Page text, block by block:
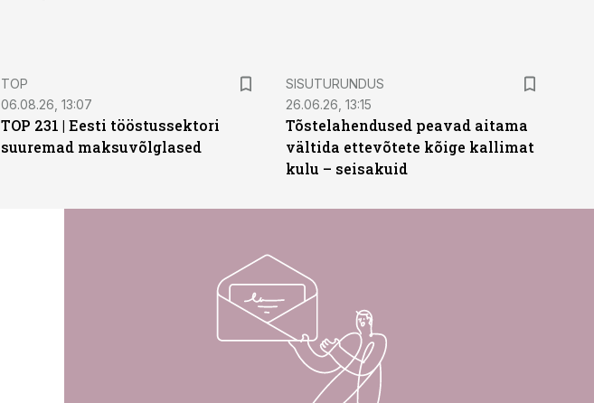
TOP
06.08.26, 13:07
TOP 231 | Eesti tööstussektori
suuremad maksuvõlglased
ST
SISUTURUNDUS
26.06.26, 13:15
Tõstelahendused peavad aitama
vältida ettevõtete kõige kallimat
kulu – seisakuid